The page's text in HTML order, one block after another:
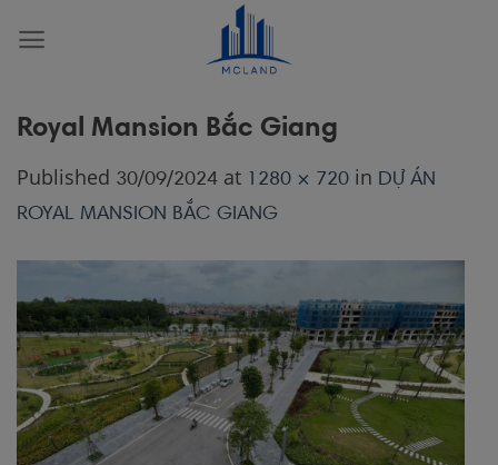
Royal Mansion Bắc Giang
Published 30/09/2024 at 1280 × 720 in DỰ ÁN
ROYAL MANSION BẮC GIANG